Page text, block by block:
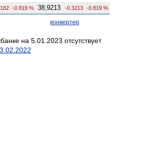
-0.819 % 38,9213 -0.3213 -0.819 %
конвертер
на 5.01.2023 отсутствует